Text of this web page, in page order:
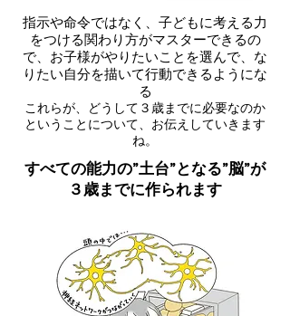
指示や命令ではなく、子どもに考える力
をつける関わり方がマスターできるの
で、お子様がやりたいことを選んで、な
りたい自分を描いて行動できるようにな
る
これらが、どうして３歳までに必要なのか
ということについて、お伝えしていきます
ね。
すべての能力の”土台”となる”脳”が
３歳までに作られます